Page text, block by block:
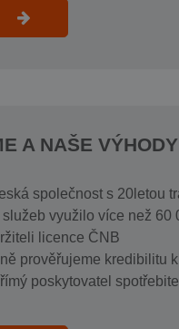
A NAŠE VÝHODY
společnost s 20letou
služeb využilo více než 60
licence ČNB
prověřujeme kredibilitu
poskytovatel